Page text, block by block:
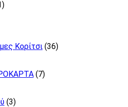
Κορίτσι (36)
(7)
(3)